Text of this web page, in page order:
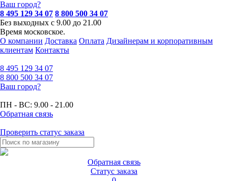
Ваш город?
8 495 129 34 07 8 800 500 34 07
Без выходных с 9.00 до 21.00
Время московское.
О компании Доставка Оплата Дизайнерам и корпоративным
клиентам Контакты
8 495 129 34 07
8 800 500 34 07
Ваш город?
ПН - ВС: 9.00 - 21.00
Обратная связь
Проверить статус заказа
Обратная связь
Статус заказа